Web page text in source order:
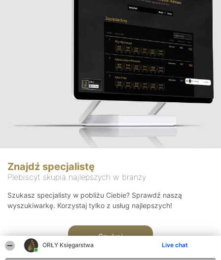
ORŁY Księgarstwa Live chat
Znajdź specjalistę
Plebiscyt skupia najlepszych w branży
Szukasz specjalisty w pobliżu Ciebie? Sprawdź naszą
wyszukiwarkę. Korzystaj tylko z usług najlepszych!
Szukaj